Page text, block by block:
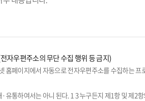
자우편주소의 무단 수집 행위 등 금지)
페이지에서 자동으로 전자우편주소를 수집하는 프
통하여서는 아니 된다. 1 3 누구든지 제1항 및 제2